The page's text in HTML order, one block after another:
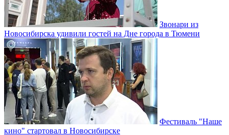
Звонари из
Новосибирска удивили гостей на Дне города в Тюмени
Фестиваль "Наше
кино" стартовал в Новосибирске